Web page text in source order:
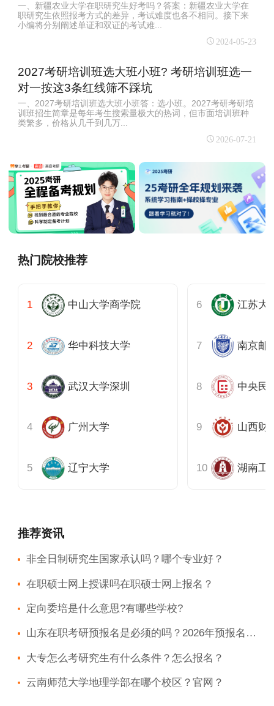
一、新疆农业大学在职研究生好考吗？答案：新疆农业大学在
职研究生依照报考方式的差异，考试难度也各不相同。接下来
小编将分别阐述单证和双证的考试难...
2024-05-23
2027考研培训班选大班小班? 考研培训班选一
对一按这3条红线筛不踩坑
一、2027考研培训班选大班小班答：选小班。2027考研考研培
训班招生简章是每年考生搜索量极大的热词，但市面培训班种
类繁多，价格从几千到几万...
2026-07-21
热门院校推荐
中山大学商学院
华中科技大学
武汉大学深圳
广州大学
辽宁大学
江苏大
南京邮
中央民
山西财
湖南工
推荐资讯
非全日制研究生国家承认吗？哪个专业好？
在职硕士网上授课吗在职硕士网上报名？
定向委培是什么意思?有哪些学校?
山东在职考研预报名是必须的吗？2026年预报名时间安排及注意事项
大专怎么考研究生有什么条件？怎么报名？
云南师范大学地理学部在哪个校区？官网？